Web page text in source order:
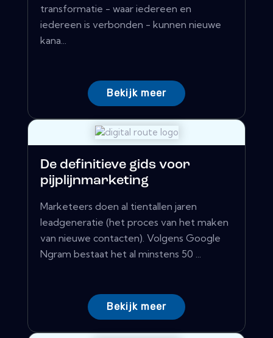
transformatie - waar iedereen en
iedereen is verbonden - kunnen nieuwe
kana...
Bekijk meer
De definitieve gids voor
pijplijnmarketing
Marketeers doen al tientallen jaren
leadgeneratie (het proces van het maken
van nieuwe contacten). Volgens Google
Ngram bestaat het al minstens 50 ...
Bekijk meer